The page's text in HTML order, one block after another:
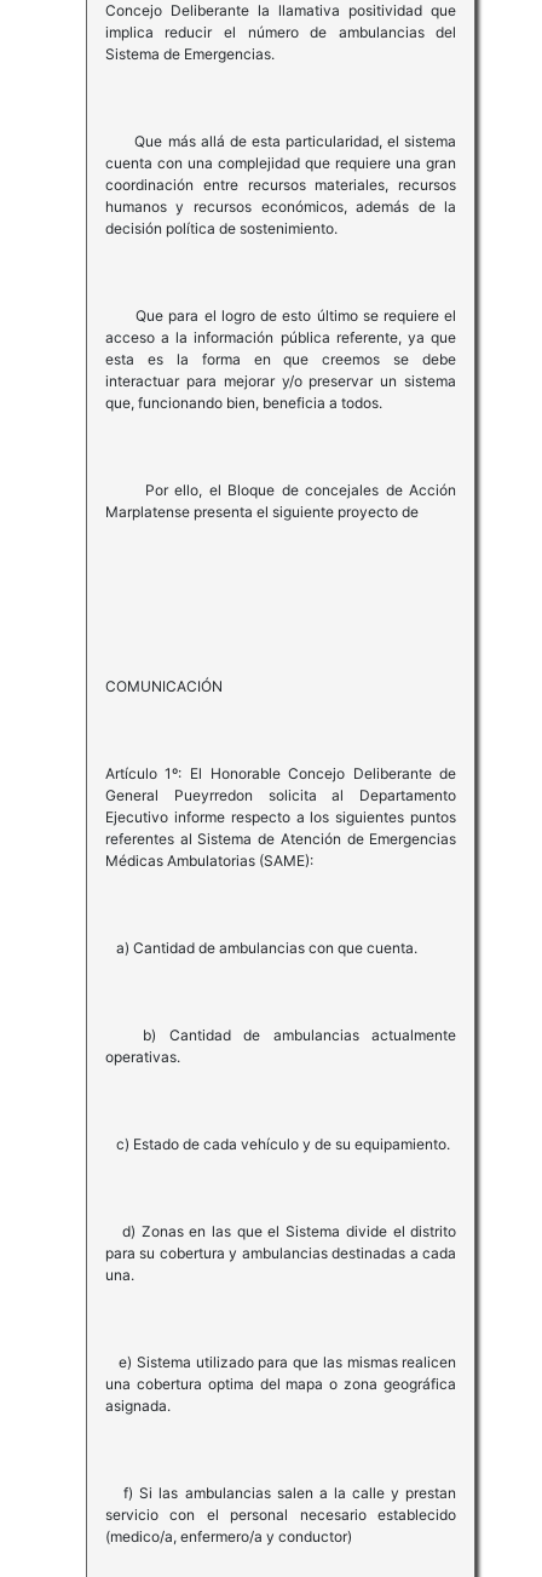
Concejo Deliberante la llamativa positividad que
implica reducir el número de ambulancias del
Sistema de Emergencias.
Que más allá de esta particularidad, el sistema
cuenta con una complejidad que requiere una gran
coordinación entre recursos materiales, recursos
humanos y recursos económicos, además de la
decisión política de sostenimiento.
Que para el logro de esto último se requiere el
acceso a la información pública referente, ya que
esta es la forma en que creemos se debe
interactuar para mejorar y/o preservar un sistema
que, funcionando bien, beneficia a todos.
Por ello, el Bloque de concejales de Acción
Marplatense presenta el siguiente proyecto de
COMUNICACIÓN
Artículo 1º: El Honorable Concejo Deliberante de
General Pueyrredon solicita al Departamento
Ejecutivo informe respecto a los siguientes puntos
referentes al Sistema de Atención de Emergencias
Médicas Ambulatorias (SAME):
a) Cantidad de ambulancias con que cuenta.
b) Cantidad de ambulancias actualmente
operativas.
c) Estado de cada vehículo y de su equipamiento.
d) Zonas en las que el Sistema divide el distrito
para su cobertura y ambulancias destinadas a cada
una.
e) Sistema utilizado para que las mismas realicen
una cobertura optima del mapa o zona geográfica
asignada.
f) Si las ambulancias salen a la calle y prestan
servicio con el personal necesario establecido
(medico/a, enfermero/a y conductor)